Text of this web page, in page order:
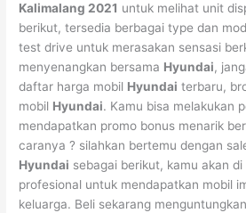
Kalimalang 2021 untuk melihat unit
berikut, tersedia berbagai type dan
test drive untuk merasakan sensasi
menyenangkan bersama Hyundai,
daftar harga mobil Hyundai terbaru,
mobil Hyundai. Kamu bisa melakukan
mendapatkan promo bonus menarik
caranya ? silahkan bertemu dengan
Hyundai sebagai berikut, kamu akan
profesional untuk mendapatkan mobil
keluarga. Beli sekarang